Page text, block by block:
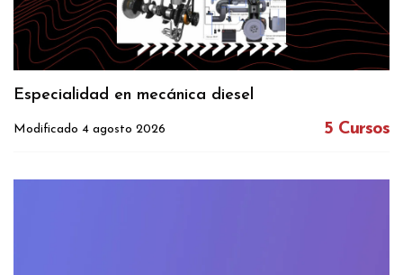
Especialidad en mecánica diesel
Modificado 4 agosto 2026 5 Cursos